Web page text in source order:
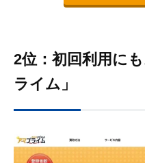
2位：初回利用に
ライム」